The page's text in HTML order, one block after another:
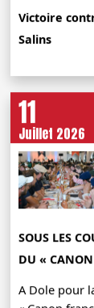
Victoire
Salins
11
Juillet 2026
SOUS LES
DU «
A Dole pour